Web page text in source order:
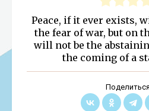
Peace, if it ever exists,
the fear of war, but on
will not be the
the coming of a